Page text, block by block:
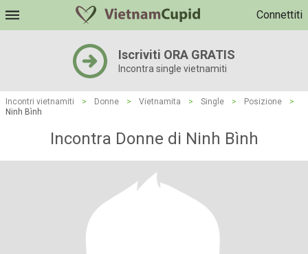
Connettiti
Iscriviti ORA GRATIS
Incontra single vietnamiti
Incontri vietnamiti > Donne > Vietnamita > Single > Posizione
>
Ninh Bình
Incontra Donne di Ninh Bình